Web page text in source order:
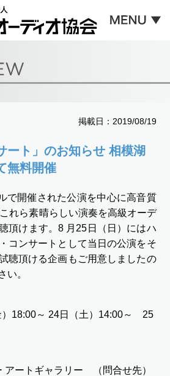
掲載日：2019/08/19
ート」のお知らせ 相模湖
無料開催
で開催された公演を中心に高音質
れら素晴らしい演奏を高級オーデ
頂けます。8 月25日（日）にはハ
コンサートとして当日の公演をそ
聴頂ける企画もご用意しましたの
い。
）18:00～ 24日（土）14:00～ 25
アートギャラリー （問合せ先）